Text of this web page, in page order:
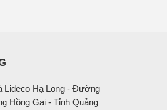
Lideco Hạ Long - Đường
Hồng Gai - Tỉnh Quảng